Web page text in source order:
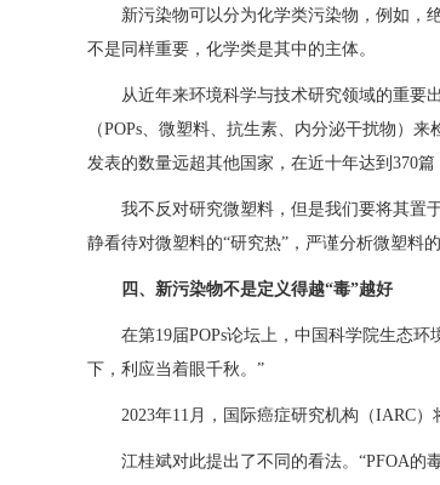
新污染物可以分为化学类污染物，例如，
不是同样重要，化学类是其中的主体。
从近年来环境科学与技术研究领域的重要
（POPs、微塑料、抗生素、内分泌干扰物）
发表的数量远超其他国家，在近十年达到370篇
我不反对研究微塑料，但是我们要将其置
静看待对微塑料的“研究热”，严谨分析微塑料的
四、新污染物不是定义得越“毒”越好
在第19届POPs论坛上，中国科学院生态
下，利应当着眼千秋。”
2023年11月，国际癌症研究机构（IARC
江桂斌对此提出了不同的看法。“PFOA的